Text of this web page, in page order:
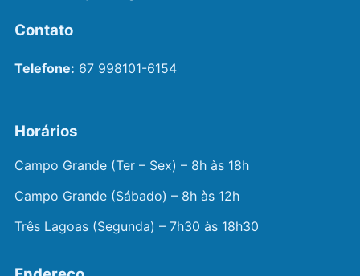
Contato
Telefone: 67 998101-6154
Horários
Campo Grande (Ter – Sex) – 8h às 18h
Campo Grande (Sábado) – 8h às 12h
Três Lagoas (Segunda) – 7h30 às 18h30